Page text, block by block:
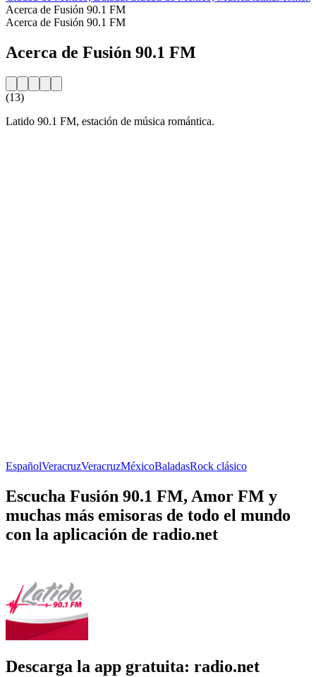
Acerca de Fusión 90.1 FM
Acerca de Fusión 90.1 FM
Acerca de Fusión 90.1 FM
(13)
Latido 90.1 FM, estación de música romántica.
EspañolVeracruzVeracruzMéxicoBaladasRock clásico
Escucha Fusión 90.1 FM, Amor FM y
muchas más emisoras de todo el mundo
con la aplicación de radio.net
Descarga la app gratuita: radio.net